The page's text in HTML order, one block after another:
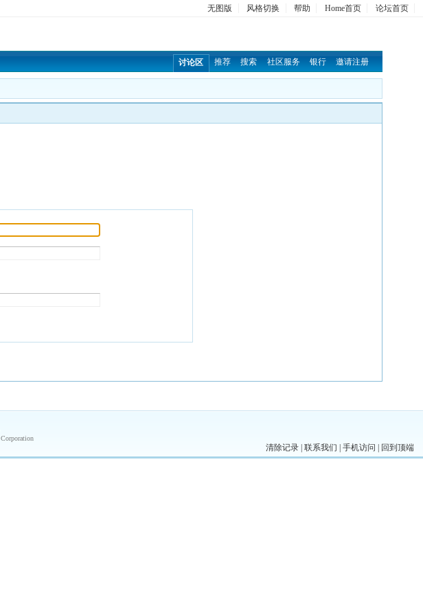
无图版 风格切换 帮助 Home首页 论坛首页
讨论区 推荐 搜索 社区服务 银行 邀请注册
Corporation
清除记录| 联系我们 手机访问 回到顶端